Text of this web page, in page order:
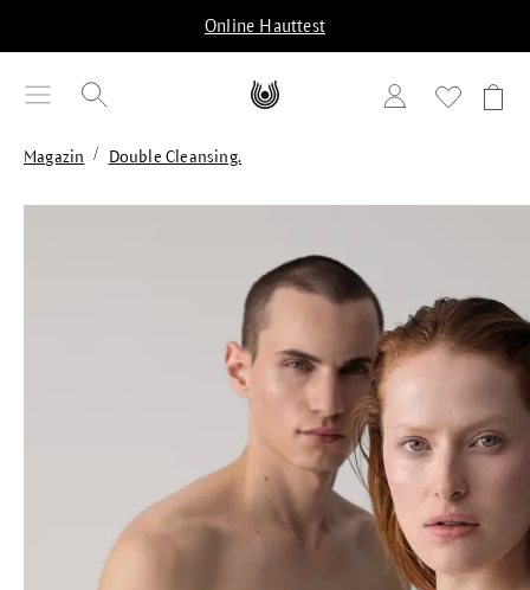
Online Hauttest
Magazin / Double Cleansing.